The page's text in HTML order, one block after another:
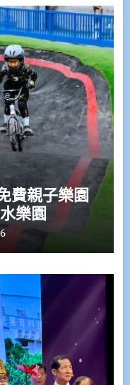
費親子樂園
樂園